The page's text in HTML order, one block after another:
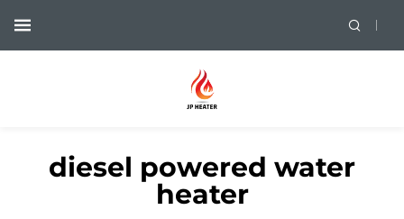
diesel powered water
heater